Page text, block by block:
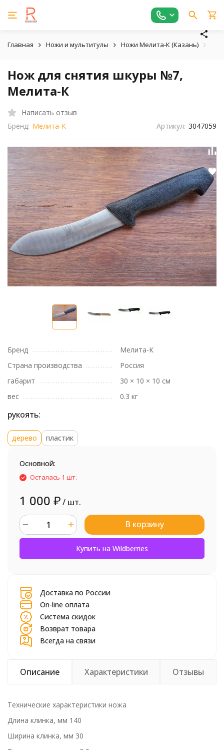
Главная Ножи и мультитулы Ножи Мелита-К (Казань)
Нож для снятия шкуры №7,
Мелита-К
Написать отзыв
Бренд: Мелита-К Артикул: 3047059
Бренд
Мелита-К
Страна производства
Россия
габарит
30 × 10 × 10 см
вес
0.3 кг
рукоять:
дерево пластик
Основной:
Осталась 1 шт.
1 000 ₽/ шт.
шт.
В корзину
Купить на Wildberries
Доставка по России
On-line оплата
Система скидок
Возврат товара
Всегда на связи
Описание Характеристики Отзывы
Технические характеристики ножа
Длина клинка, мм 140
Ширина клинка, мм 30